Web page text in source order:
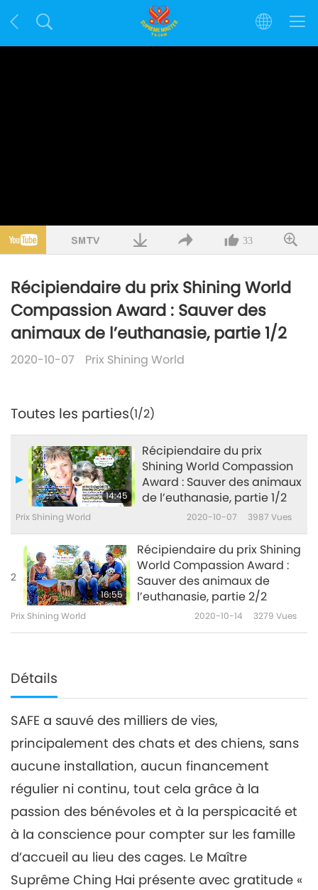
33
Récipiendaire du prix Shining World
Compassion Award : Sauver des
animaux de l’euthanasie, partie 1/2
2020-10-07 Prix Shining World
Toutes les parties(1/2)
14:45
Récipiendaire du prix
Shining World Compassion
Award : Sauver des animaux
de l’euthanasie, partie 1/2
Prix Shining World 2020-10-07 3987 Vues
2
16:55
Récipiendaire du prix Shining
World Compassion Award :
Sauver des animaux de
l’euthanasie, partie 2/2
Prix Shining World 2020-10-14 3279 Vues
Détails
SAFE a sauvé des milliers de vies,
principalement des chats et des chiens, sans
aucune installation, aucun financement
régulier ni continu, tout cela grâce à la
passion des bénévoles et à la perspicacité et
à la conscience pour compter sur les famille
d’accueil au lieu des cages. Le Maître
Suprême Ching Hai présente avec gratitude «